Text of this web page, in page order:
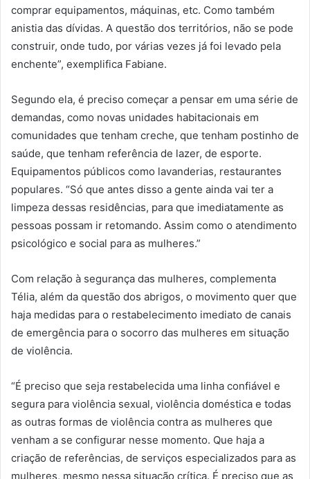
comprar equipamentos, máquinas, etc. Como também
anistia das dívidas. A questão dos territórios, não se pode
construir, onde tudo, por várias vezes já foi levado pela
enchente”, exemplifica Fabiane.
Segundo ela, é preciso começar a pensar em uma série de
demandas, como novas unidades habitacionais em
comunidades que tenham creche, que tenham postinho de
saúde, que tenham referência de lazer, de esporte.
Equipamentos públicos como lavanderias, restaurantes
populares. “Só que antes disso a gente ainda vai ter a
limpeza dessas residências, para que imediatamente as
pessoas possam ir retomando. Assim como o atendimento
psicológico e social para as mulheres.”
Com relação à segurança das mulheres, complementa
Télia, além da questão dos abrigos, o movimento quer que
haja medidas para o restabelecimento imediato de canais
de emergência para o socorro das mulheres em situação
de violência.
“É preciso que seja restabelecida uma linha confiável e
segura para violência sexual, violência doméstica e todas
as outras formas de violência contra as mulheres que
venham a se configurar nesse momento. Que haja a
criação de referências, de serviços especializados para as
mulheres, mesmo nessa situação crítica. É preciso que as